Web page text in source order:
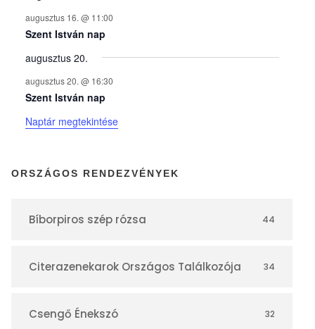
y
e
k
n
a
augusztus 16. @ 11:00
Szent István nap
augusztus 20.
augusztus 20. @ 16:30
Szent István nap
Naptár megtekintése
ORSZÁGOS RENDEZVÉNYEK
Bíborpiros szép rózsa 44
Citerazenekarok Országos Találkozója 34
Csengő Énekszó 32